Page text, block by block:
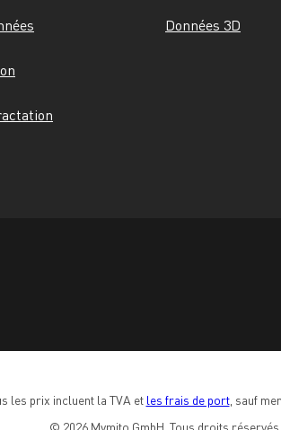
Données 3D
les prix incluent la TVA et les frais de port, sauf
© 2026 Mymito GmbH. Tous droits réservés.